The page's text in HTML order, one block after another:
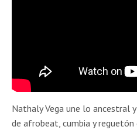
Nathaly Vega une lo ancestral
de afrobeat, cumbia y